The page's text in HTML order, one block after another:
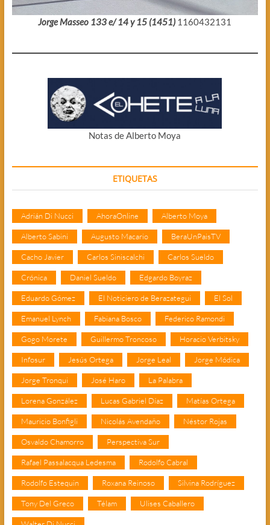
Jorge Masseo 133 e/ 14 y 15 (1451) 1160432131
Notas de Alberto Moya
ETIQUETAS
Adrián Di Nucci AhoraOnline Alberto Moya
Alberto Sabini Augusto Macario BeraUnPaisTV
Cacho Javier Carlos Siniscalchi Carlos Sueldo
Crónica Daniel Sueldo Edgardo Boyraz
Eduardo Gómez El Noticiero de Berazategui El Sol
Emanuel Lynch Fabiana Bosco Federico Ramondi
Gogo Morete Guillermo Troncoso Horacio Verbitsky
Infosur Jesús Ortega Jorge Leal Jorge Módica
Jorge Tronqui José Haro La Palabra
Lorena González Lucas Gabriel Díaz Matías Ortega
Mauricio Bonfigli Nicolás Avendaño Néstor Rojas
Osvaldo Chamorro Perspectiva Sur
Rafael Passalacqua Ledesma Rodolfo Cabral
Rodolfo Estequin Roxana Reinoso Silvina Rodríguez
Tony Del Greco Télam Ulises Caballero